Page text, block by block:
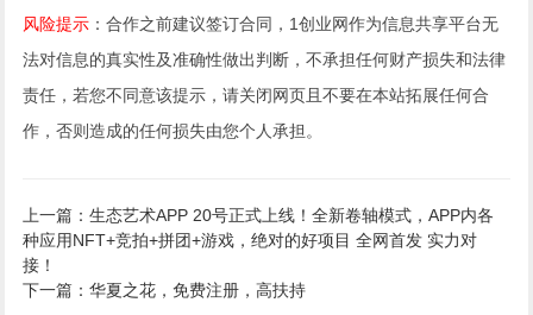
风险提示 ：合作之前建议签订合同，1创业网作为信息共享平台无
法对信息的真实性及准确性做出判断，不承担任何财产损失和法律
责任，若您不同意该提示，请关闭网页且不要在本站拓展任何合
作，否则造成的任何损失由您个人承担。
上一篇：生态艺术APP 20号正式上线！全新卷轴模式，APP内各
种应用NFT+竞拍+拼团+游戏，绝对的好项目 全网首发 实力对
接！
下一篇：华夏之花，免费注册，高扶持